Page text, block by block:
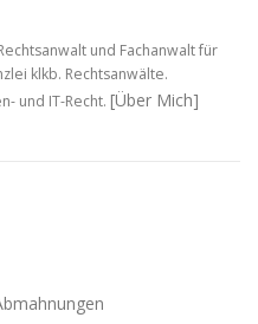
und Fachanwalt für
klkb. Rechtsanwälte.
und IT-Recht. [Über Mich]